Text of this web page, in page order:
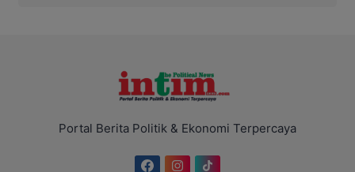
Portal Berita Politik & Ekonomi Terpercaya